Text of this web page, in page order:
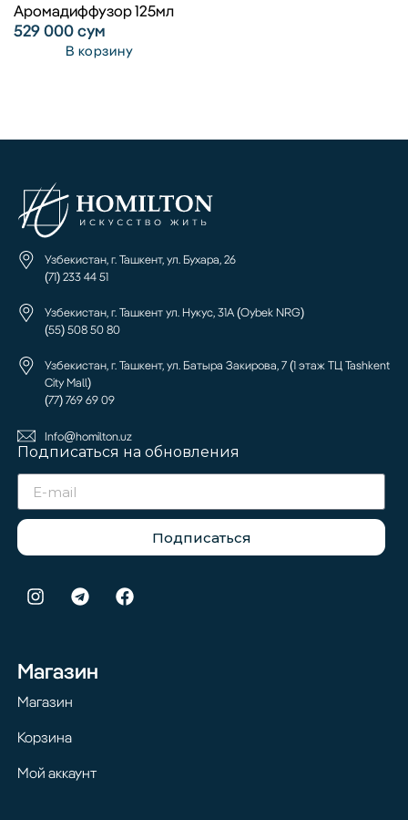
Аромадиффузор 125мл
529 000сум
В корзину
Узбекистан, г. Ташкент, ул. Бухара, 26
(71) 233 44 51
Узбекистан, г. Ташкент ул. Нукус, 31А (Oybek NRG)
(55) 508 50 80
Узбекистан, г. Ташкент, ул. Батыра Закирова, 7 (1 этаж ТЦ Tashkent
City Mall)
(77) 769 69 09
Info@homilton.uz
Подписаться на обновления
Подписаться
Магазин
Магазин
Корзина
Мой аккаунт